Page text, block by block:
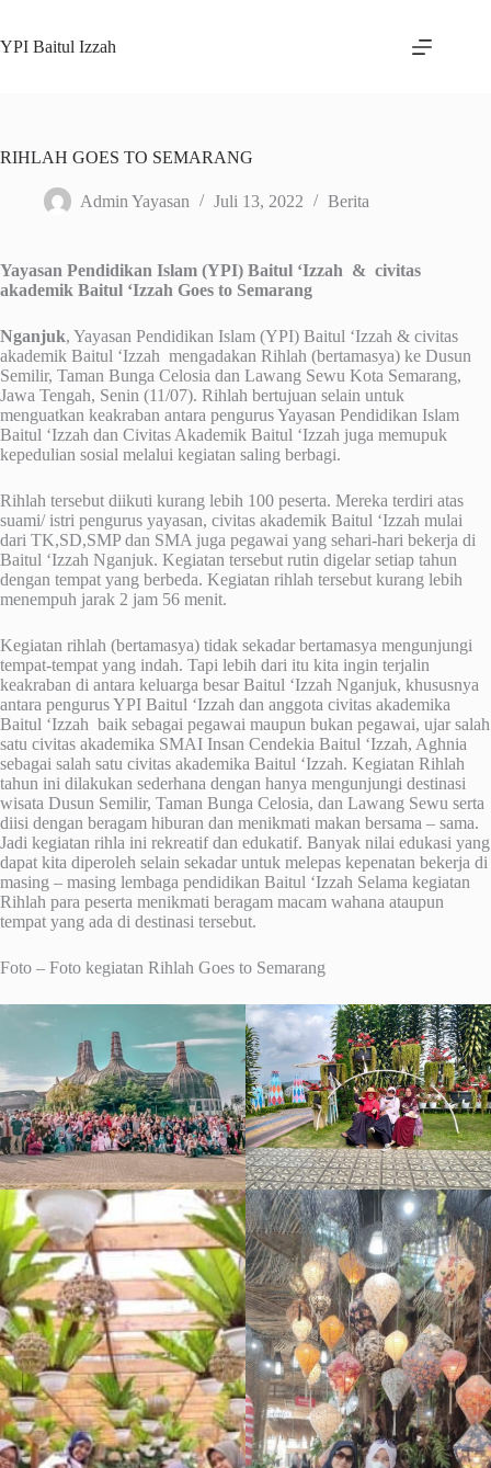
content
YPI Baitul Izzah
RIHLAH GOES TO SEMARANG
Admin Yayasan Juli 13, 2022 Berita
Yayasan Pendidikan Islam (YPI) Baitul ‘Izzah & civitas
akademik Baitul ‘Izzah Goes to Semarang
Nganjuk, Yayasan Pendidikan Islam (YPI) Baitul ‘Izzah & civitas
akademik Baitul ‘Izzah mengadakan Rihlah (bertamasya) ke Dusun
Semilir, Taman Bunga Celosia dan Lawang Sewu Kota Semarang,
Jawa Tengah, Senin (11/07). Rihlah bertujuan selain untuk
menguatkan keakraban antara pengurus Yayasan Pendidikan Islam
Baitul ‘Izzah dan Civitas Akademik Baitul ‘Izzah juga memupuk
kepedulian sosial melalui kegiatan saling berbagi.
Rihlah tersebut diikuti kurang lebih 100 peserta. Mereka terdiri atas
suami/ istri pengurus yayasan, civitas akademik Baitul ‘Izzah mulai
dari TK,SD,SMP dan SMA juga pegawai yang sehari-hari bekerja di
Baitul ‘Izzah Nganjuk. Kegiatan tersebut rutin digelar setiap tahun
dengan tempat yang berbeda. Kegiatan rihlah tersebut kurang lebih
menempuh jarak 2 jam 56 menit.
Kegiatan rihlah (bertamasya) tidak sekadar bertamasya mengunjungi
tempat-tempat yang indah. Tapi lebih dari itu kita ingin terjalin
keakraban di antara keluarga besar Baitul ‘Izzah Nganjuk, khususnya
antara pengurus YPI Baitul ‘Izzah dan anggota civitas akademika
Baitul ‘Izzah baik sebagai pegawai maupun bukan pegawai, ujar salah
satu civitas akademika SMAI Insan Cendekia Baitul ‘Izzah, Aghnia
sebagai salah satu civitas akademika Baitul ‘Izzah. Kegiatan Rihlah
tahun ini dilakukan sederhana dengan hanya mengunjungi destinasi
wisata Dusun Semilir, Taman Bunga Celosia, dan Lawang Sewu serta
diisi dengan beragam hiburan dan menikmati makan bersama – sama.
Jadi kegiatan rihla ini rekreatif dan edukatif. Banyak nilai edukasi yang
dapat kita diperoleh selain sekadar untuk melepas kepenatan bekerja di
masing – masing lembaga pendidikan Baitul ‘Izzah Selama kegiatan
Rihlah para peserta menikmati beragam macam wahana ataupun
tempat yang ada di destinasi tersebut.
Foto – Foto kegiatan Rihlah Goes to Semarang